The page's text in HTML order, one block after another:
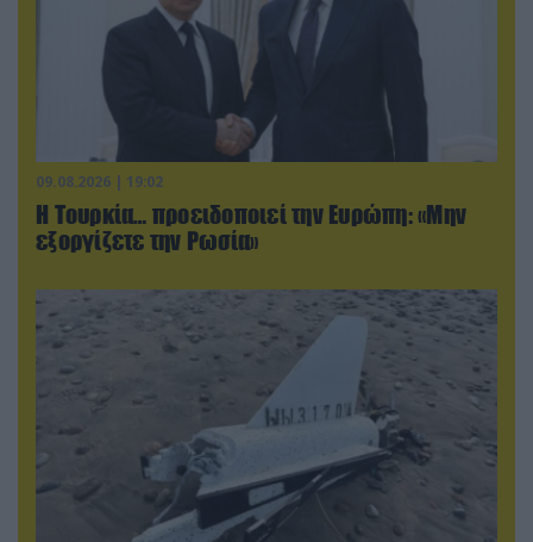
09.08.2026 | 19:02
Η Τουρκία… προειδοποιεί την Ευρώπη: «Μην
εξοργίζετε την Ρωσία»